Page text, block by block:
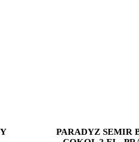
PARADYZ SEMIR